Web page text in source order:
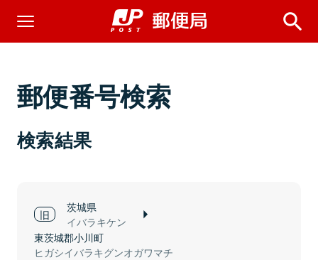
郵便番号検索
検索結果
茨城県
イバラキケン
東茨城郡小川町
ヒガシイバラキグンオガワマチ